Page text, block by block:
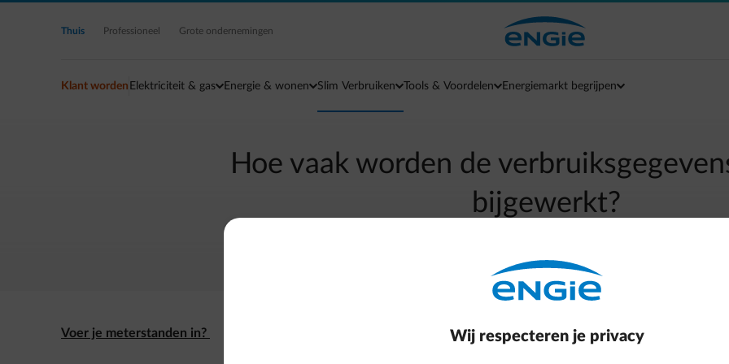
Ga naar de hoofdinhoud
Thuis Professioneel Grote ondernemingen
Klant worden Elektriciteit & gas Energie & wonen Slim Verbruiken Tools & Voordelen Energiemarkt begrijpen
Hoe vaak worden de
bijgewerkt?
Terug naar contactpagina
Voer je meterstanden in? Wij respecteren je privacy